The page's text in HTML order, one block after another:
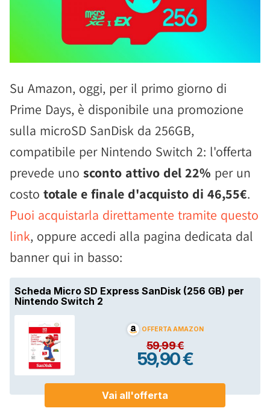
Su Amazon, oggi, per il primo giorno di
Prime Days, è disponibile una promozione
sulla microSD SanDisk da 256GB,
compatibile per Nintendo Switch 2: l'offerta
prevede uno sconto attivo del 22% per un
costo totale e finale d'acquisto di 46,55€.
Puoi acquistarla direttamente tramite questo
link, oppure accedi alla pagina dedicata dal
banner qui in basso: